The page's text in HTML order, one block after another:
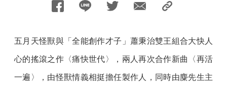
五月天怪獸與「全能創作才子」蕭秉治雙王組合大快人
心的搖滾之作〈痛快世代〉，兩人再次合作新曲〈再活
一遍〉，由怪獸情義相挺擔任製作人，同時由麋先生主